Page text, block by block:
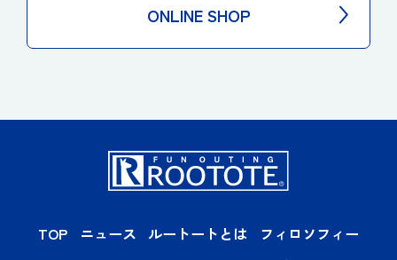
ONLINE SHOP
TOP ニュース ルートートとは
フィロソフィー